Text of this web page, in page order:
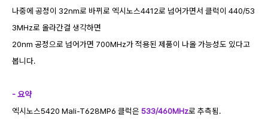
나중에 공정이 32nm로 바뀌로 엑시노스4412로 넘어가면서 클럭이 440/53
3MHz로 올라간걸 생각하면
20nm 공정으로 넘어가면 700MHz가 적용된 제품이 나올 가능성도 있다고
봅니다.
- 요약
엑시노스5420 Mali-T628MP6 클럭은 533/460MHz로 추측됨.